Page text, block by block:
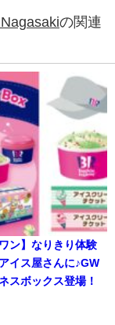
の関連
ン】なりきり体験
イス屋さんに♪GW
スボックス登場！